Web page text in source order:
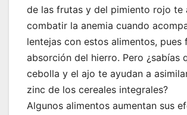
de las frutas y del pimiento rojo te
combatir la anemia cuando
lentejas con estos alimentos, pues
absorción del hierro. Pero ¿sabías
cebolla y el ajo te ayudan a
zinc de los cereales integrales?
Algunos alimentos aumentan sus